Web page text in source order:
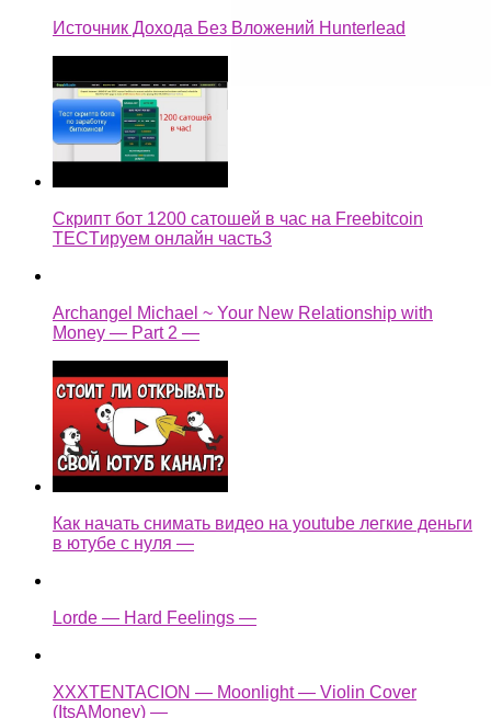
Источник Дохода Без Вложений Hunterlead
Скрипт бот 1200 сатошей в час на Freebitcoin
TECTируем онлайн часть3
Archangel Michael ~ Your New Relationship with
Money — Part 2 —
Как начать снимать видео на youtube легкие деньги
в ютубе с нуля —
Lorde — Hard Feelings —
XXXTENTACION — Moonlight — Violin Cover
(ItsAMoney) —